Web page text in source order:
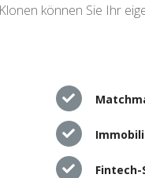
können Sie Ihr